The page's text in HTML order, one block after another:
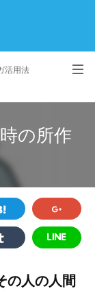
活用法
概要
の所作
の人の人間